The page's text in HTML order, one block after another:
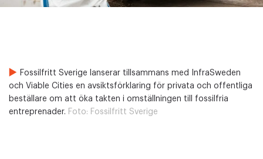
Fossilfritt Sverige lanserar tillsammans med InfraSweden
och Viable Cities en avsiktsförklaring för privata och offentliga
beställare om att öka takten i omställningen till fossilfria
entreprenader. Foto: Fossilfritt Sverige